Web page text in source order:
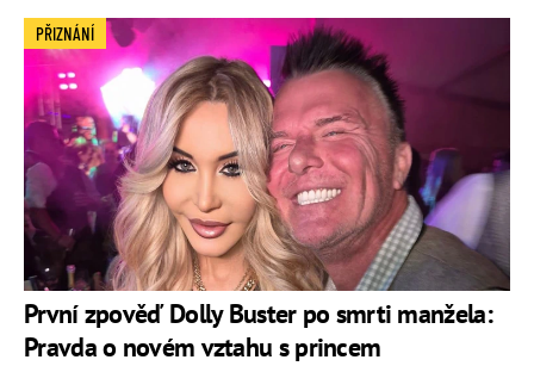
První zpověď Dolly Buster po smrti manžela:
Pravda o novém vztahu s princem
PŘIZNÁNÍ